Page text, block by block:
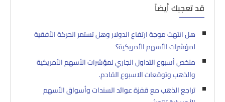
قد تعجبك أيضاً
هل انتهت موجة ارتفاع الدولار وهل تستمر الحركة الأفقية
لمؤشرات الأسهم الأمريكية؟
ملخص أسبوع التداول الجاري لمؤشرات الأسهم الأمريكية
والذهب وتوقعات الاسبوع القادم.
تراجع الذهب مع قفزة عوائد السندات وأسواق الأسهم